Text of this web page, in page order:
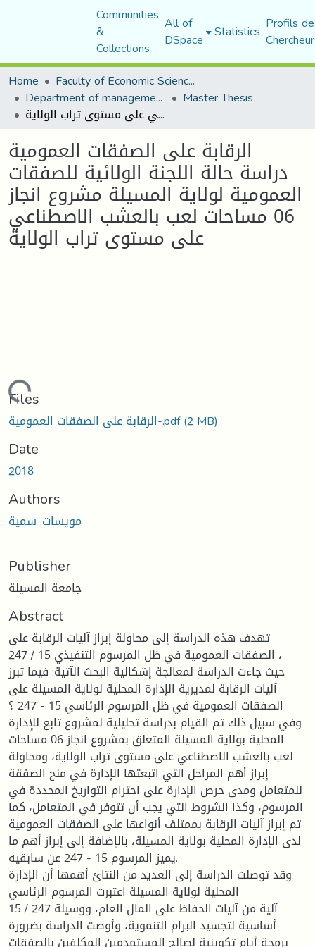
Communities
&
Collections
All of
DSpace Statistics Profils
Home
Faculty of Economic Sciences, Commerce and Management Sciences
Department of management sciences Master Thesis
الرقابة على الصفقات العمومية دراسة حالة اللجنة الولائية للصفقات العمومية لولاية المسيلة مشروع انجاز 06 مساحات لعب بالعشب الاصطناعي على مستوى تراب الولاية
الرقابة على الصفقات العمومية
دراسة حالة اللجنة الولائية للصفقات
العمومية لولاية المسيلة مشروع انجاز
06 مساحات لعب بالعشب الاصطناعي
على مستوى تراب الولاية
Loading...
Files
الرقابة على الصفقات العمومية-.pdf(2 MB)
Date
2018
Authors
مويسات, سمية
Publisher
جامعة المسيلة
Abstract
تهدف هذه الدراسة إلى محاولة إبراز آليات الرقابة على
الصفقات العمومية في ظل المرسوم التنفيذي 15 / 247 ،
حيث جاءت الدراسة لمعالجة إشكالية البحث الآتية: فيما تبرز
آليات الرقابة لمديرية الإدارة المحلية لولاية المسيلة على
الصفقات العمومية في ظل المرسوم الرئاسي 15 - 247 ؟
وفي سبيل ذلك تم القيام بدراسة تحليلية لمشروع تابع للإدارة
المحلية بولاية المسيلة المتعلق بمشروع انجاز 06 مساحات
لعب بالعشب الاصطناعي على مستوى تراب الولاية، ومحاولة
إبراز أهم المراحل التي اتبعتها الإدارة في منح الصفقة
للمتعامل ومدى حرص الإدارة على احترام التواريخ المحددة في
المرسوم، وكذا الشروط التي يجب أن تتوفر في المتعامل، كما
تم إبراز آليات الرقابة بممتلف أنواعها على الصفقات العمومية
لدى الإدارة المحلية بولاية المسيلة، بالإضافة إلى إبراز أهم ما
يميز المرسوم 15 - 247 عن سابقيه.
وقد توصلت الدراسة إلى العديد من النتائ أهمها أن الإدارة
المحلية لولاية المسيلة اعتبرت المرسوم الرئاسي
15 / 247 آلية من آليات الحفاظ على المال العام، ووسيلة
أساسية لتجسيد البرام التنموية، وأوصت الدراسة بضرورة
برمجة أيام تكوينية لصالح المستمدمين المكلفين بالصفقات